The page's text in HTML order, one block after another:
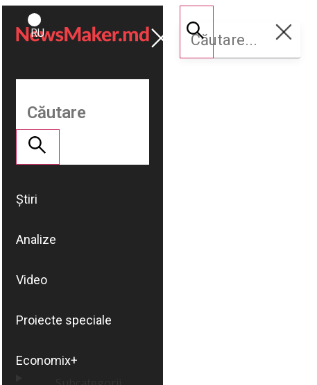
ROMÂNĂ
RU
Susține
NM
Știri
Analize
Video
Proiecte speciale
Economix+